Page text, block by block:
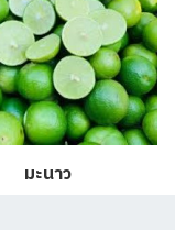
มะนาว